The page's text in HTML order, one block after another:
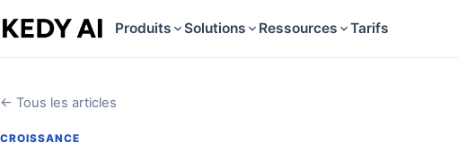
Produits Solutions Ressources Tarifs
← Tous les articles
CROISSANCE